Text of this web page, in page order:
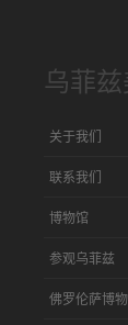
乌菲
关于我们
联系我们
博物馆
参观乌菲兹
佛罗伦萨博